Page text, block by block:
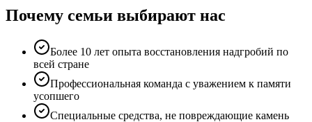
Почему семьи выбирают нас
Более 10 лет опыта восстановления надгробий по
всей стране
Профессиональная команда с уважением к памяти
усопшего
Специальные средства, не повреждающие камень